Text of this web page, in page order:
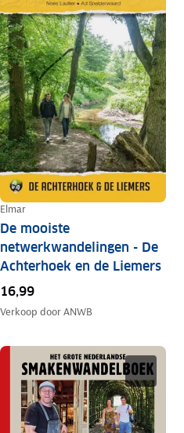
Elmar
De mooiste
netwerkwandelingen - De
Achterhoek en de Liemers
16,99
Verkoop doorANWB